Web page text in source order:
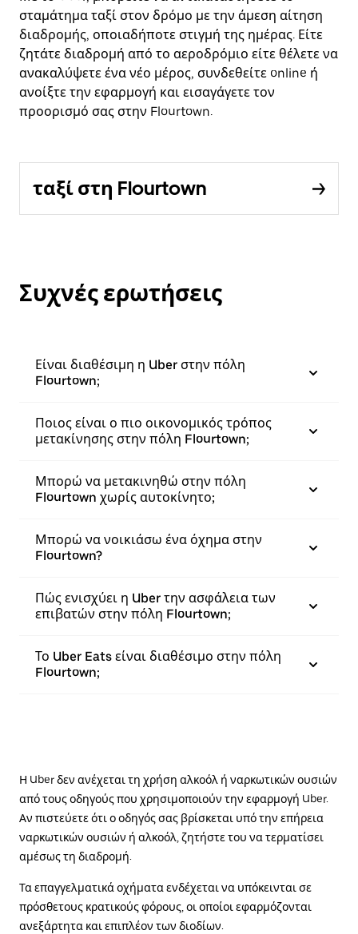
σταμάτημα ταξί στον δρόμο με την άμεση αίτηση
διαδρομής, οποιαδήποτε στιγμή της ημέρας. Είτε
ζητάτε διαδρομή από το αεροδρόμιο είτε θέλετε να
ανακαλύψετε ένα νέο μέρος, συνδεθείτε online ή
ανοίξτε την εφαρμογή και εισαγάγετε τον
προορισμό σας στην Flourtown.
ταξί στη Flourtown
Συχνές ερωτήσεις
Είναι διαθέσιμη η Uber στην πόλη
Flourtown;
Ποιος είναι ο πιο οικονομικός τρόπος
μετακίνησης στην πόλη Flourtown;
Μπορώ να μετακινηθώ στην πόλη
Flourtown χωρίς αυτοκίνητο;
Μπορώ να νοικιάσω ένα όχημα στην
Flourtown?
Πώς ενισχύει η Uber την ασφάλεια των
επιβατών στην πόλη Flourtown;
Το Uber Eats είναι διαθέσιμο στην πόλη
Flourtown;
Η Uber δεν ανέχεται τη χρήση αλκοόλ ή ναρκωτικών ουσιών
από τους οδηγούς που χρησιμοποιούν την εφαρμογή Uber.
Αν πιστεύετε ότι ο οδηγός σας βρίσκεται υπό την επήρεια
ναρκωτικών ουσιών ή αλκοόλ, ζητήστε του να τερματίσει
αμέσως τη διαδρομή.
Τα επαγγελματικά οχήματα ενδέχεται να υπόκεινται σε
πρόσθετους κρατικούς φόρους, οι οποίοι εφαρμόζονται
ανεξάρτητα και επιπλέον των διοδίων.